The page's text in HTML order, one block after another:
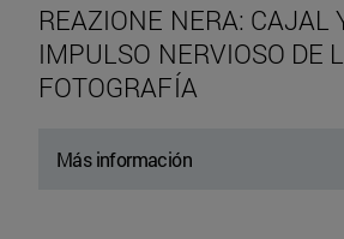
REAZIONE NERA: CAJAL
IMPULSO NERVIOSO DE
FOTOGRAFÍA
Más información